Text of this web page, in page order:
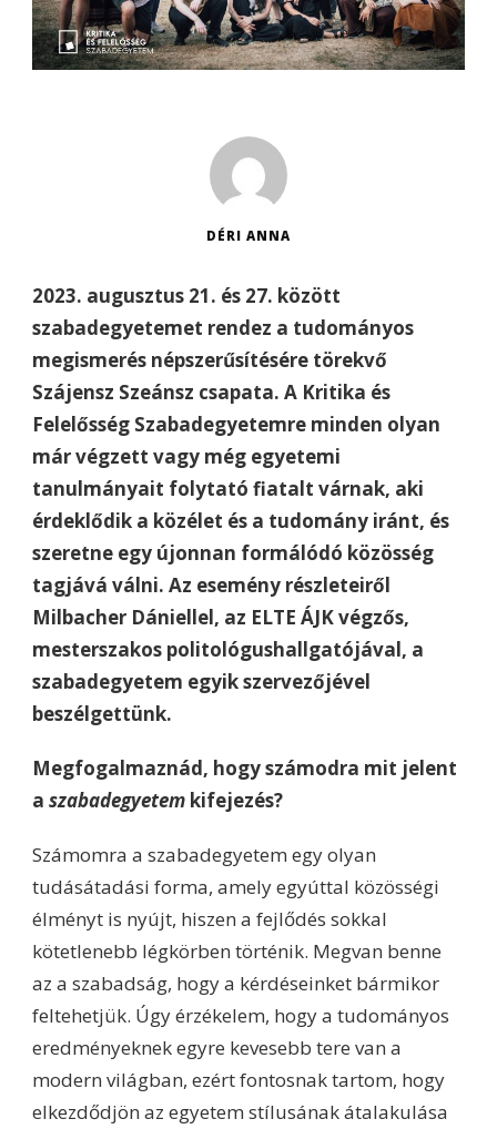
DÉRI ANNA
2023. augusztus 21. és 27. között
szabadegyetemet rendez a tudományos
megismerés népszerűsítésére törekvő
Szájensz Szeánsz csapata. A Kritika és
Felelősség Szabadegyetemre minden olyan
már végzett vagy még egyetemi
tanulmányait folytató fiatalt várnak, aki
érdeklődik a közélet és a tudomány iránt, és
szeretne egy újonnan formálódó közösség
tagjává válni. Az esemény részleteiről
Milbacher Dániellel, az ELTE ÁJK végzős,
mesterszakos politológushallgatójával, a
szabadegyetem egyik szervezőjével
beszélgettünk.
Megfogalmaznád, hogy számodra mit jelent
a szabadegyetem kifejezés?
Számomra a szabadegyetem egy olyan
tudásátadási forma, amely egyúttal közösségi
élményt is nyújt, hiszen a fejlődés sokkal
kötetlenebb légkörben történik. Megvan benne
az a szabadság, hogy a kérdéseinket bármikor
feltehetjük. Úgy érzékelem, hogy a tudományos
eredményeknek egyre kevesebb tere van a
modern világban, ezért fontosnak tartom, hogy
elkezdődjön az egyetem stílusának átalakulása